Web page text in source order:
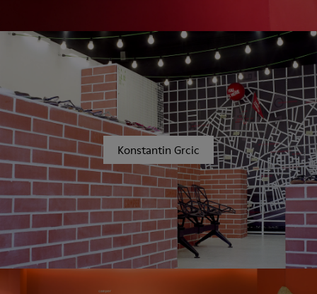
Konstantin Grcic